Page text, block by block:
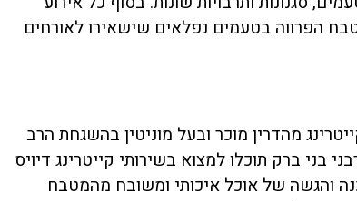
הפרווה בטעמים נפלאים שישאירו לאורחים
מהדרין מוכר ובעל מוניטין בהשגחת הרב
בני ברק תוכלו למצוא בשירותי קייטרינג דיויס
והגשה של אוכל איכותי ומשובח מהמטבח